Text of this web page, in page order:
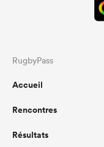
RugbyPass
Accueil
Rencontres
Résultats